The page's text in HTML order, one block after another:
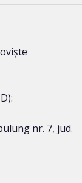
nr. 7, jud.